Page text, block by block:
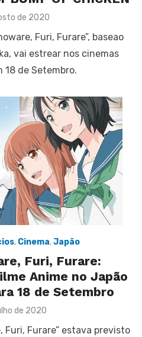
de 2020
Furi, Furare”, baseao
vai estrear nos cinemas
18 de Setembro.
, Cinema,Japão
Furi, Furare:
Anime no Japão
18 de Setembro
de 2020
Furi, Furare” estava previsto